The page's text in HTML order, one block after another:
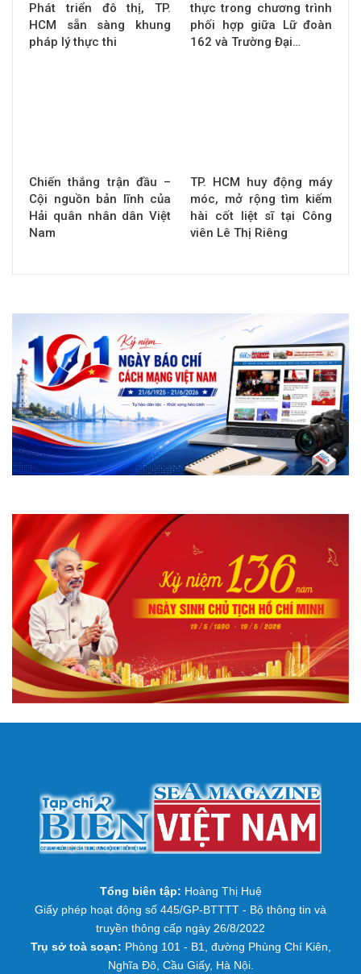
Phát triển đô thị, TP.
HCM sẵn sàng khung
pháp lý thực thi
thực trong chương trình
phối hợp giữa Lữ đoàn
162 và Trường Đại…
Chiến thắng trận đầu –
Cội nguồn bản lĩnh của
Hải quân nhân dân Việt
Nam
TP. HCM huy động máy
móc, mở rộng tìm kiếm
hài cốt liệt sĩ tại Công
viên Lê Thị Riêng
Tổng biên tập: Hoàng Thị Huệ
Giấy phép hoạt động số 445/GP-BTTTT - Bộ thông tin và
truyền thông cấp ngày 26/8/2022
Trụ sở toà soạn: Phòng 101 - B1, đường Phùng Chí Kiên,
Nghĩa Đô, Cầu Giấy, Hà Nội.